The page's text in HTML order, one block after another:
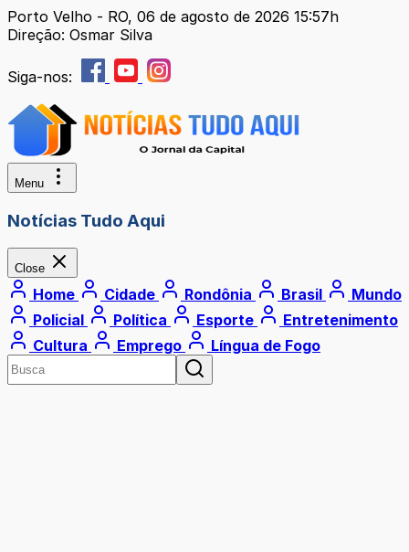
Porto Velho - RO, 06 de agosto de 2026 15:57h
Direção: Osmar Silva
Siga-nos:
Menu
Notícias Tudo Aqui
Close
Home Cidade Rondônia Brasil
Mundo
Policial
Política Esporte
Entretenimento
Cultura
Emprego Língua de Fogo